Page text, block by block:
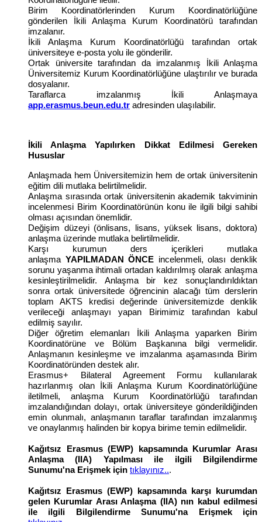
Birim Koordinatörlerinden Kurum Koordinatörlüğüne
gönderilen İkili Anlaşma Kurum Koordinatörü tarafından
imzalanır.
İkili Anlaşma Kurum Koordinatörlüğü tarafından ortak
üniversiteye e-posta yolu ile gönderilir.
Ortak üniversite tarafından da imzalanmış İkili Anlaşma
Üniversitemiz Kurum Koordinatörlüğüne ulaştırılır ve burada
dosyalanır.
Taraflarca imzalanmış İkili Anlaşmaya
app.erasmus.beun.edu.tr adresinden ulaşılabilir.
İkili Anlaşma Yapılırken Dikkat Edilmesi Gereken
Hususlar
Anlaşmada hem Üniversitemizin hem de ortak üniversitenin
eğitim dili mutlaka belirtilmelidir.
Anlaşma sırasında ortak üniversitenin akademik takviminin
incelenmesi Birim Koordinatörünün konu ile ilgili bilgi sahibi
olması açısından önemlidir.
Değişim düzeyi (önlisans, lisans, yüksek lisans, doktora)
anlaşma üzerinde mutlaka belirtilmelidir.
Karşı kurumun ders içerikleri mutlaka
anlaşma YAPILMADAN ÖNCE incelenmeli, olası denklik
sorunu yaşanma ihtimali ortadan kaldırılmış olarak anlaşma
kesinleştirilmelidir. Anlaşma bir kez sonuçlandırıldıktan
sonra ortak üniversitede öğrencinin alacağı tüm derslerin
toplam AKTS kredisi değerinde üniversitemizde denklik
verileceği anlaşmayı yapan Birimimiz tarafından kabul
edilmiş sayılır.
Diğer öğretim elemanları İkili Anlaşma yaparken Birim
Koordinatörüne ve Bölüm Başkanına bilgi vermelidir.
Anlaşmanın kesinleşme ve imzalanma aşamasında Birim
Koordinatöründen destek alır.
Erasmus+ Bilateral Agreement Formu kullanılarak
hazırlanmış olan İkili Anlaşma Kurum Koordinatörlüğüne
iletilmeli, anlaşma Kurum Koordinatörlüğü tarafından
imzalandığından dolayı, ortak üniversiteye gönderildiğinden
emin olunmalı, anlaşmanın taraflar tarafından imzalanmış
ve onaylanmış halinden bir kopya birime temin edilmelidir.
Kağıtsız Erasmus (EWP) kapsamında Kurumlar Arası
Anlaşma (IIA) Yapılması ile ilgili Bilgilendirme
Sunumu'na Erişmek için tıklayınız...
Kağıtsız Erasmus (EWP) kapsamında karşı kurumdan
gelen Kurumlar Arası Anlaşma (IIA) nın kabul edilmesi
ile ilgili Bilgilendirme Sunumu'na Erişmek için